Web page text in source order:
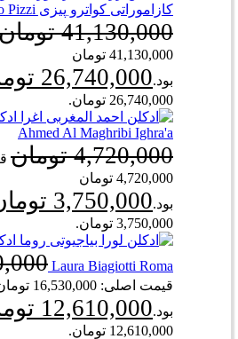
کازاموراتی کواترو پیزی Xerjoff Quattro Pizzi
41,130,000
41,130,000 تومان
بود.26,740,000
26,740,000 تومان.
Ahmed Al Maghribi Ighra'a
4,720,000 تومان
4,720,000 تومان
بود.3,750,000
3,750,000 تومان.
Laura Biagiotti Roma
قیمت اصلی: 16,530,000
بود.12,610,000
12,610,000 تومان.